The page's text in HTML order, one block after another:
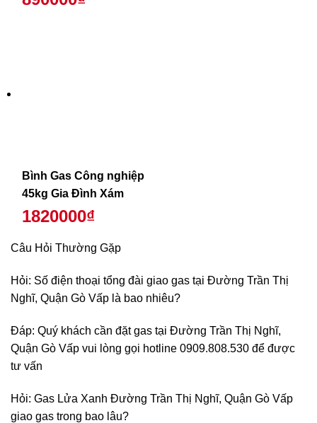
Bình Gas Công nghiệp
45kg Gia Đình Xám
1820000₫
Câu Hỏi Thường Gặp
Hỏi: Số điện thoại tổng đài giao gas tại Đường Trần Thị
Nghĩ, Quận Gò Vấp là bao nhiêu?
Đáp: Quý khách cần đặt gas tại Đường Trần Thị Nghĩ,
Quận Gò Vấp vui lòng gọi hotline 0909.808.530 để được
tư vấn
Hỏi: Gas Lửa Xanh Đường Trần Thị Nghĩ, Quận Gò Vấp
giao gas trong bao lâu?